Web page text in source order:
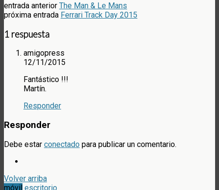
entrada anterior The Man & Le Mans
próxima entrada Ferrari Track Day 2015
1 respuesta
amigopress
12/11/2015
Fantástico !!!
Martín.
Responder
Responder
Debe estar conectado para publicar un comentario.
Volver arriba
móvil escritorio